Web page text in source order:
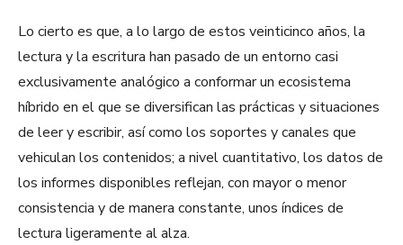
Lo cierto es que, a lo largo de estos veinticinco años, la
lectura y la escritura han pasado de un entorno casi
exclusivamente analógico a conformar un ecosistema
híbrido en el que se diversifican las prácticas y situaciones
de leer y escribir, así como los soportes y canales que
vehiculan los contenidos; a nivel cuantitativo, los datos de
los informes disponibles reflejan, con mayor o menor
consistencia y de manera constante, unos índices de
lectura ligeramente al alza.